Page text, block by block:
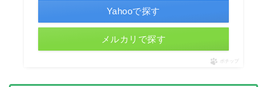
Yahooで探す
メルカリで探す
ポチップ